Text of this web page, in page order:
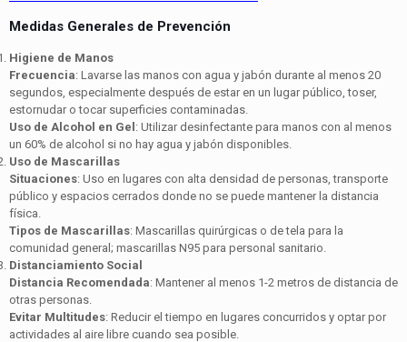
Medidas Generales de Prevención
Higiene de Manos
Frecuencia: Lavarse las manos con agua y jabón durante al menos 20
segundos, especialmente después de estar en un lugar público, toser,
estornudar o tocar superficies contaminadas.
Uso de Alcohol en Gel : Utilizar desinfectante para manos con al menos
un 60% de alcohol si no hay agua y jabón disponibles.
Uso de Mascarillas
Situaciones: Uso en lugares con alta densidad de personas, transporte
público y espacios cerrados donde no se puede mantener la distancia
física.
Tipos de Mascarillas: Mascarillas quirúrgicas o de tela para la
comunidad general; mascarillas N95 para personal sanitario.
Distanciamiento Social
Distancia Recomendada: Mantener al menos 1-2 metros de distancia de
otras personas.
Evitar Multitudes: Reducir el tiempo en lugares concurridos y optar por
actividades al aire libre cuando sea posible.